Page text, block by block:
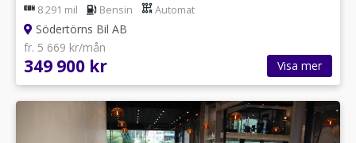
8 291 mil Bensin Automat
Södertörns Bil AB
fr. 5 669 kr/mån
349 900 kr Visa mer